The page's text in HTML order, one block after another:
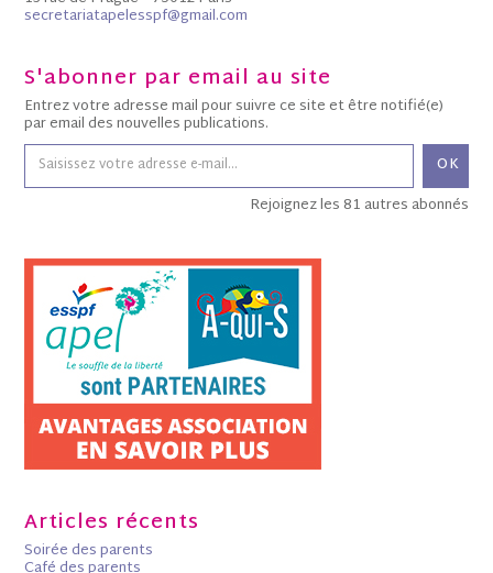
secretariatapelesspf@gmail.com
S'abonner par email au site
Entrez votre adresse mail pour suivre ce site et être notifié(e)
par email des nouvelles publications.
OK
Rejoignez les 81 autres abonnés
Articles récents
Soirée des parents